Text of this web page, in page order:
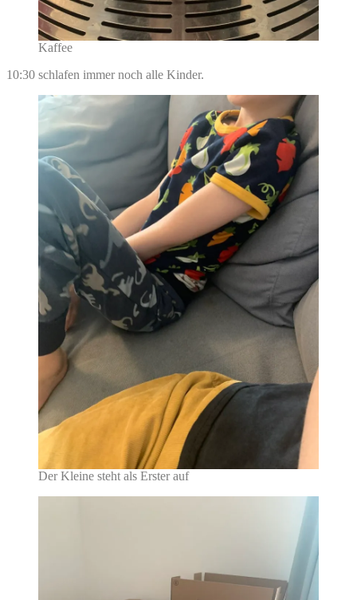
Kaffee
10:30 schlafen immer noch alle Kinder.
Der Kleine steht als Erster auf